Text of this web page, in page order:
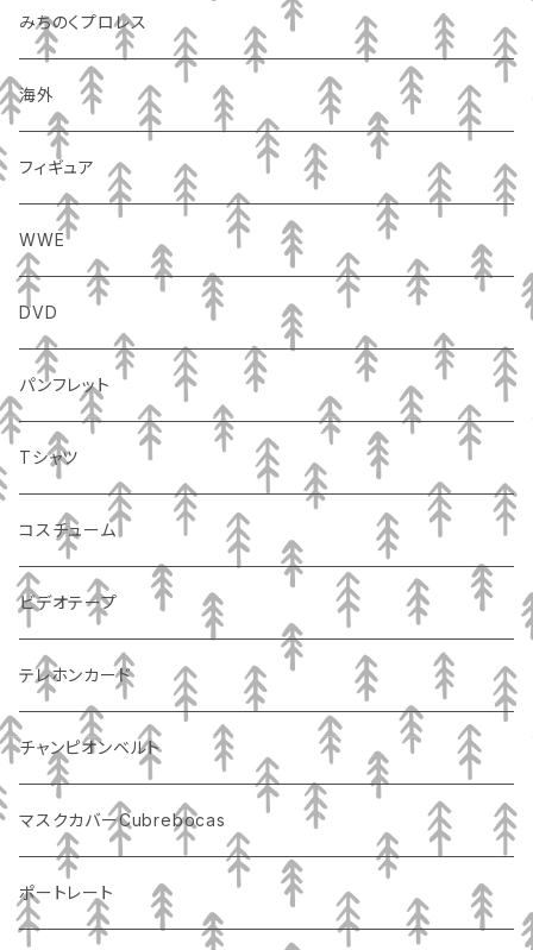
みちのくプロレス
海外
フィギュア
WWE
DVD
パンフレット
Tシャツ
コスチューム
ビデオテープ
テレホンカード
チャンピオンベルト
マスクカバーCubrebocas
ポートレート